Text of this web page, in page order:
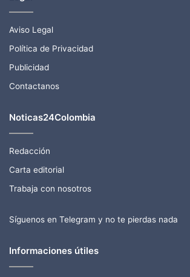
Aviso Legal
Política de Privacidad
Publicidad
Contactanos
Noticas24Colombia
Redacción
Carta editorial
Trabaja con nosotros
Síguenos en Telegram y no te pierdas nada
Informaciones útiles